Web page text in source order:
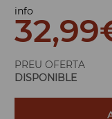
info
32,99
PREU OFERTA
DISPONIBLE